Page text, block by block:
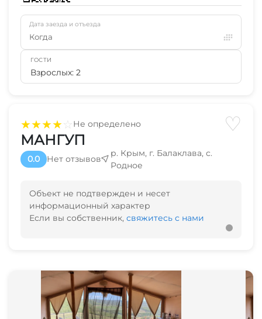
★★★★☆Не определено ♡
МАНГУП
0.0 Нет отзывов
р. Крым, г. Балаклава, с.
Родное
Объект не подтвержден и несет
информационный характер
Если вы собственник, свяжитесь с нами
Дата заезда и отъезда
Когда
ГОСТИ
Взрослых: 2